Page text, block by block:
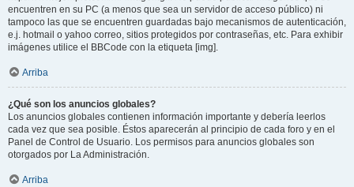
encuentren en su PC (a menos que sea un servidor de acceso público) ni
tampoco las que se encuentren guardadas bajo mecanismos de autenticación,
e.j. hotmail o yahoo correo, sitios protegidos por contraseñas, etc. Para exhibir
imágenes utilice el BBCode con la etiqueta [img].
Arriba
¿Qué son los anuncios globales?
Los anuncios globales contienen información importante y debería leerlos
cada vez que sea posible. Éstos aparecerán al principio de cada foro y en el
Panel de Control de Usuario. Los permisos para anuncios globales son
otorgados por La Administración.
Arriba